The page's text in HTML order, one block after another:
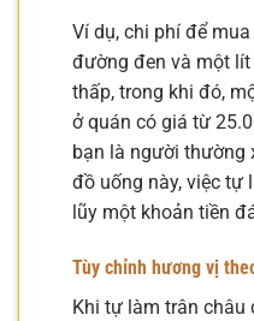
Ví dụ, chi phí để
đường đen và một
thấp, trong khi đó,
ở quán có giá từ
bạn là người thường
đồ uống này, việc tự
lũy một khoản tiền
Tùy chỉnh hương vị
Khi tự làm trân châu